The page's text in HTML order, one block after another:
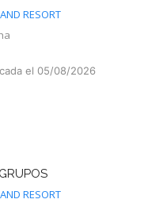
RESORT
el 05/08/2026
RESORT